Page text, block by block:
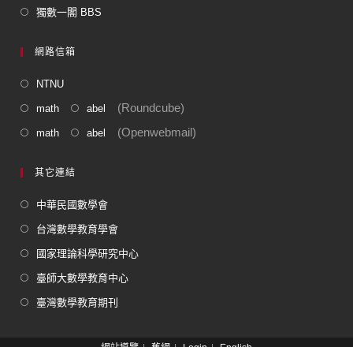
獨數一閣 BBS
網路信箱
NTNU
math abel (Roundcube)
math abel (Openwebmail)
其它連結
中華民國數學會
台灣數學教育學會
國家理論科學研究中心
臺師大數學教育中心
臺灣數學教育期刊